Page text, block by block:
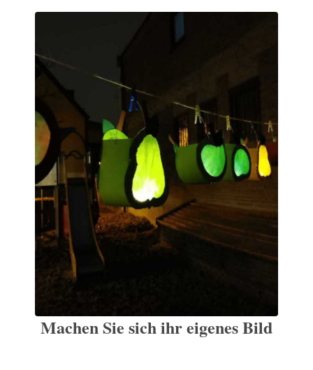
Machen Sie sich ihr eigenes Bild